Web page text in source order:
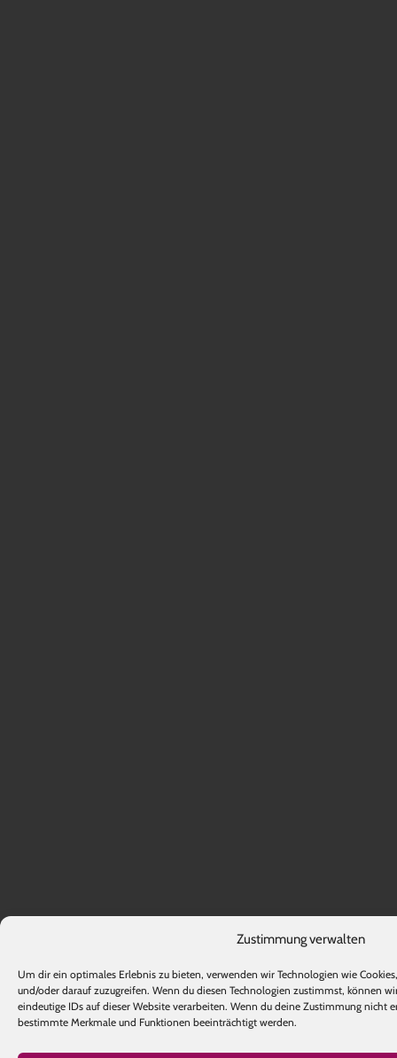
Zustimmung verwalten
Um dir ein optimales Erlebnis zu bieten, verwenden wir Technologien wie
und/oder darauf zuzugreifen. Wenn du diesen Technologien zustimmst, können
eindeutige IDs auf dieser Website verarbeiten. Wenn du deine Zustimmung nicht
bestimmte Merkmale und Funktionen beeinträchtigt werden.